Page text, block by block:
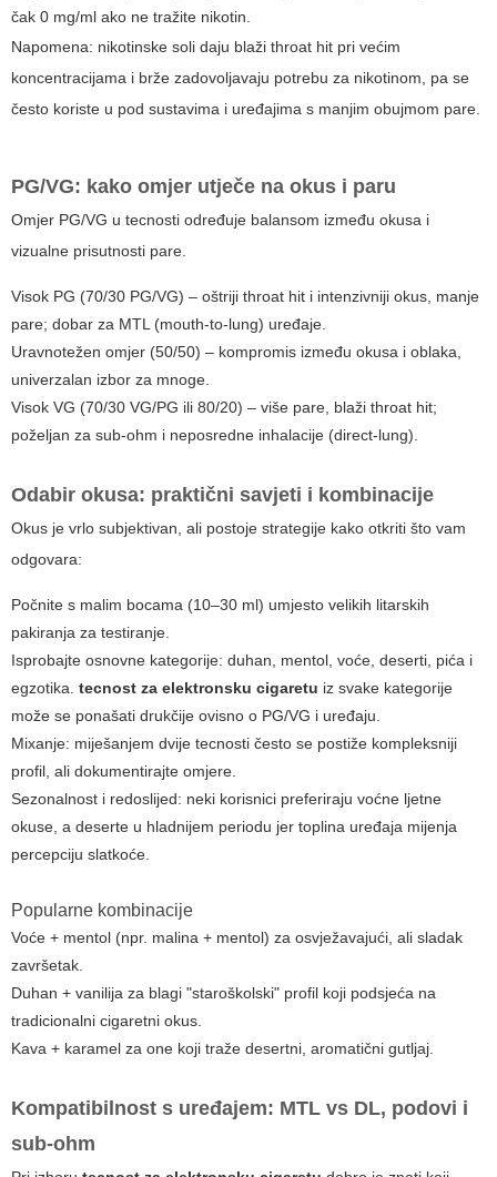
čak 0 mg/ml ako ne tražite nikotin.
Napomena: nikotinske soli daju blaži throat hit pri većim
koncentracijama i brže zadovoljavaju potrebu za nikotinom, pa se
često koriste u pod sustavima i uređajima s manjim obujmom pare.
PG/VG: kako omjer utječe na okus i paru
Omjer PG/VG u tecnosti određuje balansom između okusa i
vizualne prisutnosti pare.
Visok PG (70/30 PG/VG) – oštriji throat hit i intenzivniji okus, manje
pare; dobar za MTL (mouth-to-lung) uređaje.
Uravnotežen omjer (50/50) – kompromis između okusa i oblaka,
univerzalan izbor za mnoge.
Visok VG (70/30 VG/PG ili 80/20) – više pare, blaži throat hit;
poželjan za sub-ohm i neposredne inhalacije (direct-lung).
Odabir okusa: praktični savjeti i kombinacije
Okus je vrlo subjektivan, ali postoje strategije kako otkriti što vam
odgovara:
Počnite s malim bocama (10–30 ml) umjesto velikih litarskih
pakiranja za testiranje.
Isprobajte osnovne kategorije: duhan, mentol, voće, deserti, pića i
egzotika. tecnost za elektronsku cigaretu iz svake kategorije
može se ponašati drukčije ovisno o PG/VG i uređaju.
Mixanje: miješanjem dvije tecnosti često se postiže kompleksniji
profil, ali dokumentirajte omjere.
Sezonalnost i redoslijed: neki korisnici preferiraju voćne ljetne
okuse, a deserte u hladnijem periodu jer toplina uređaja mijenja
percepciju slatkoće.
Popularne kombinacije
Voće + mentol (npr. malina + mentol) za osvježavajući, ali sladak
završetak.
Duhan + vanilija za blagi "staroškolski" profil koji podsjeća na
tradicionalni cigaretni okus.
Kava + karamel za one koji traže desertni, aromatični gutljaj.
Kompatibilnost s uređajem: MTL vs DL, podovi i
sub-ohm